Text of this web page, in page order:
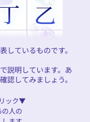
しているものです。
説明しています。あ
認してみましょう。
ック▼
人の